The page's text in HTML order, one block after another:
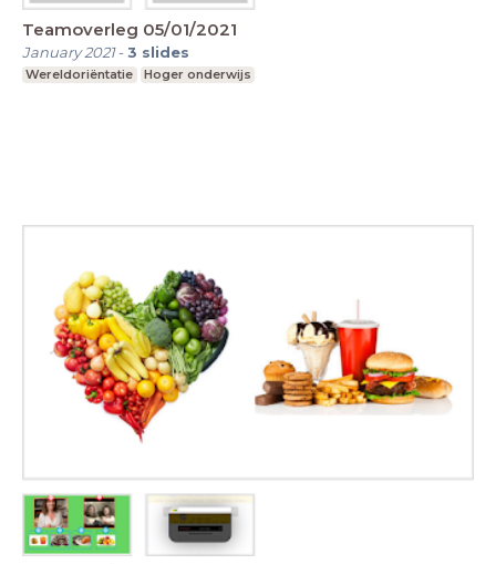
Teamoverleg 05/01/2021
January 2021-3 slides
Wereldoriëntatie Hoger onderwijs